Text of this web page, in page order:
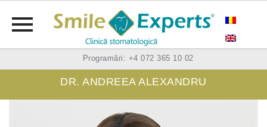
Programări: +4 072 365 10 02
to
DR. ANDREEA ALEXANDRU